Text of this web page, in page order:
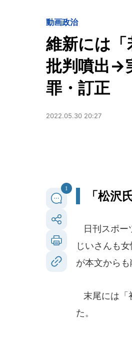
動画政治
維新には
批判噴出→
罪・訂正
2022.05.30 20:27
1
「松沢
日刊スポー
じいさんも
が本文からも
末尾には「
た。